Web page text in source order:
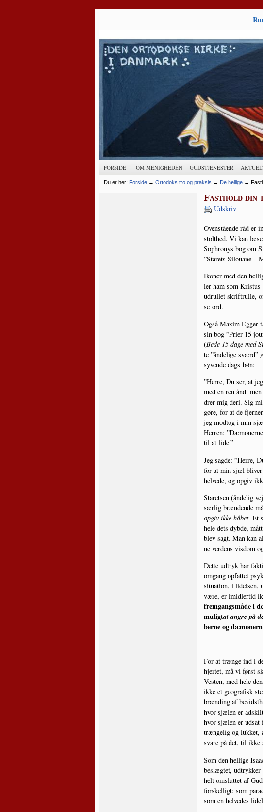
FORSIDE OM MENIGHEDEN GUDSTJENESTER
Du er her: Forside→ Ortodoks tro og praksis → De hellige→
Fasthold din
Udskriv
Oven­stå­en­de råd er
stolt­hed. Vi kan
Sop­hro­nys bog om
”Sta­rets Silou­a­ne –
Iko­ner med den
ler ham som
udrul­let skriftrul­le,
se ord.
Også Maxim Egger
sin bog ”Pri­er 15
(Bede 15 dage med
te ”ånde­li­ge sværd”
syven­de dags bøn:
”Her­re, Du ser, at
med en ren ånd,
drer mig deri. Sig
gøre, for at de
jeg modt­og i min
Her­ren:
til at lide.”
Jeg sag­de: ”Her­re,
for at min sjæl bli­ver
hel­ve­de, og opgiv
Sta­ret­sen (ånde­lig
sær­lig bræn­den­de
opgiv ikke håbet. Et
hele dets dyb­de,
blev sagt. Man kan
ne ver­dens vis­dom
Det­te udtryk har
omgang opfat­tet
situ­a­tion, i lidel­sen,
være, er imid­ler­tid
frem­gangs­må­de i
muligtat angre på
ber­ne og
For at træn­ge ind i
hjer­tet, må vi først
Vesten, med hele
ikke et geo­gra­fisk
bræn­ding af
hvor sjæ­len er
hvor sjæ­len er udsat
træn­ge­lig og luk­ket,
sva­re på det, til ikke
Som den hel­li­ge
beslæg­tet, udtryk­ker
helt omslut­tet af
for­skel­ligt: som
som en hel­ve­des